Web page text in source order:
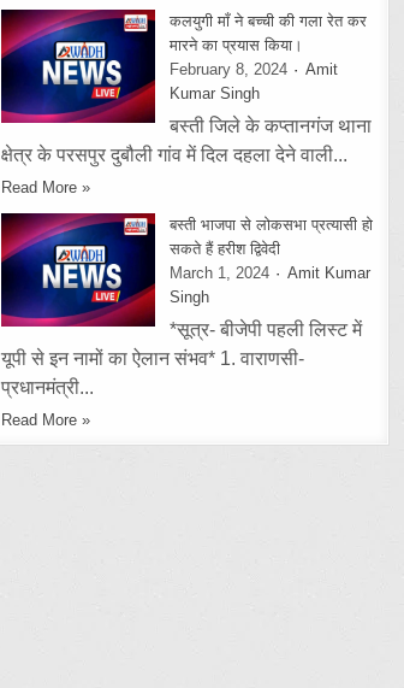
कलयुगी माँ ने बच्ची की गला रेत कर
मारने का प्रयास किया।
February 8, 2024
Amit
Kumar Singh
बस्ती जिले के कप्तानगंज थाना
क्षेत्र के परसपुर दुबौली गांव में दिल दहला देने वाली...
Read More »
बस्ती भाजपा से लोकसभा प्रत्यासी हो
सकते हैं हरीश द्विवेदी
March 1, 2024
Amit Kumar
Singh
*सूत्र- बीजेपी पहली लिस्ट में
यूपी से इन नामों का ऐलान संभव* 1. वाराणसी-
प्रधानमंत्री...
Read More »